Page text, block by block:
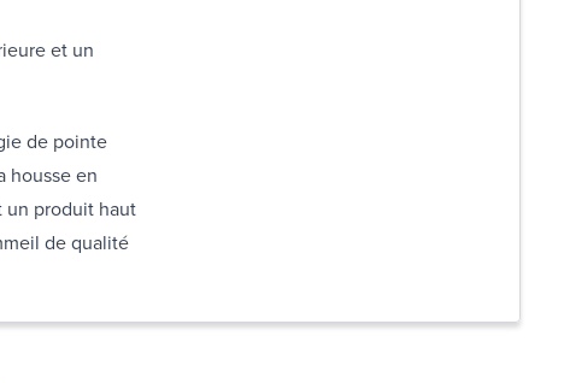
et un
de pointe
housse en
un produit haut
de qualité